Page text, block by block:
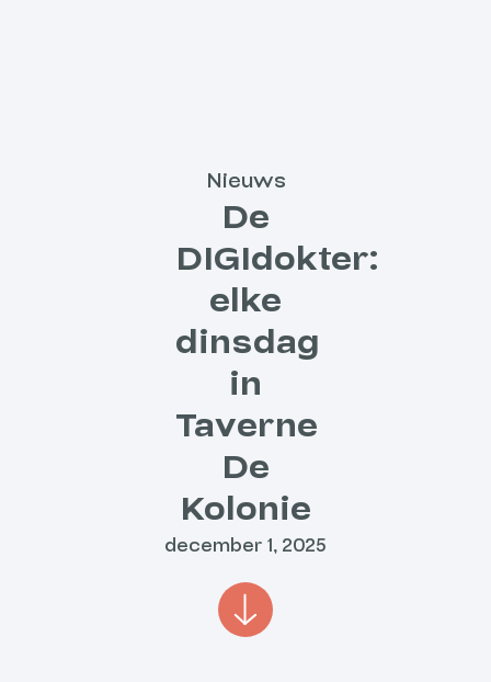
Nieuws
De
DIGIdokter:
elke
dinsdag
in
Taverne
De
Kolonie
december 1, 2025